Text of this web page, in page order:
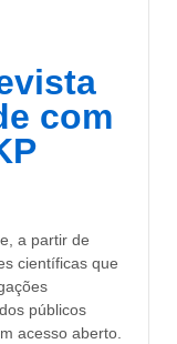
com
a partir de
científicas que
públicos
acesso aberto.